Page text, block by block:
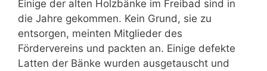
Einige der alten Holzbänke im Freibad sind in
die Jahre gekommen. Kein Grund, sie zu
entsorgen, meinten Mitglieder des
Fördervereins und packten an. Einige defekte
Latten der Bänke wurden ausgetauscht und